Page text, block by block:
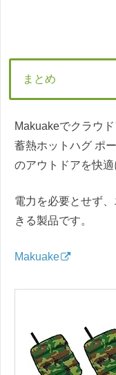
まとめ
Makuakeでクラウ
蓄熱ホットハグ ポ
のアウトドアを快適
電力を必要とせず
きる製品です。
Makuake